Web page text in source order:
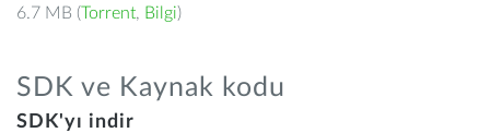
6.7 MB (Torrent, Bilgi)
SDK ve Kaynak kodu
SDK'yı indir